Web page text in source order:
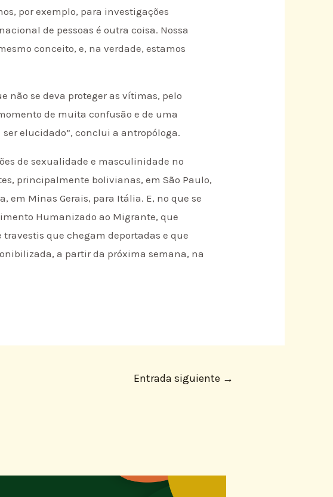
por exemplo, para investigações
de pessoas é outra coisa. Nossa
conceito, e, na verdade, estamos
não se deva proteger as vítimas, pelo
de muita confusão e de uma
elucidado”, conclui a antropóloga.
de sexualidade e masculinidade no
principalmente bolivianas, em São Paulo,
em Minas Gerais, para Itália. E, no que se
Humanizado ao Migrante, que
que chegam deportadas e que
a partir da próxima semana, na
Entrada siguiente →